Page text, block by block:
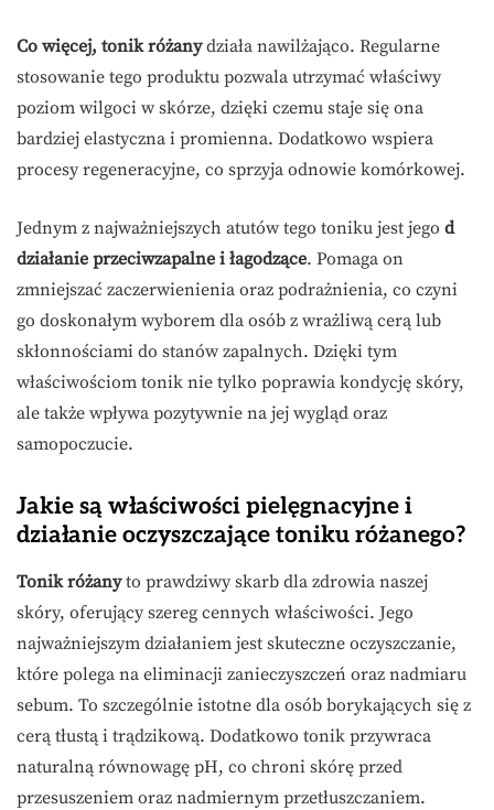
Co więcej, tonik różanydziała nawilżająco. Regularne
stosowanie tego produktu pozwala utrzymać właściwy
poziom wilgoci w skórze, dzięki czemu staje się ona
bardziej elastyczna i promienna. Dodatkowo wspiera
procesy regeneracyjne, co sprzyja odnowie komórkowej.
Jednym z najważniejszych atutów tego toniku jest jego d
działanie przeciwzapalne i łagodzące. Pomaga on
zmniejszać zaczerwienienia oraz podrażnienia, co czyni
go doskonałym wyborem dla osób z wrażliwą cerą lub
skłonnościami do stanów zapalnych. Dzięki tym
właściwościom tonik nie tylko poprawia kondycję skóry,
ale także wpływa pozytywnie na jej wygląd oraz
samopoczucie.
Jakie są właściwości pielęgnacyjne i
działanie oczyszczające toniku różanego?
Tonik różanyto prawdziwy skarb dla zdrowia naszej
skóry, oferujący szereg cennych właściwości. Jego
najważniejszym działaniem jest skuteczne oczyszczanie,
które polega na eliminacji zanieczyszczeń oraz nadmiaru
sebum. To szczególnie istotne dla osób borykających się z
cerą tłustą i trądzikową. Dodatkowo tonik przywraca
naturalną równowagę pH, co chroni skórę przed
przesuszeniem oraz nadmiernym przetłuszczaniem.